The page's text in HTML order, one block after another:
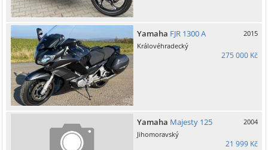
Yamaha FJR 1300 A
2015
Královéhradecký
275 000 Kč
Yamaha Majesty 125
2004
Jihomoravský
21 999 Kč